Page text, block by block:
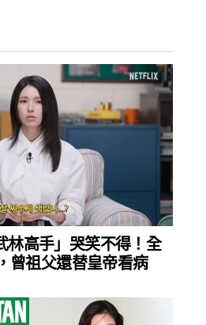
林高手」哭笑不得！全
曾祖父還替皇帝看病